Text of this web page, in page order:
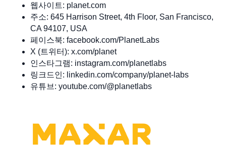
웹사이트: planet.com
주소: 645 Harrison Street, 4th Floor, San Francisco,
CA 94107, USA
페이스북: facebook.com/PlanetLabs
X (트위터): x.com/planet
인스타그램: instagram.com/planetlabs
링크드인: linkedin.com/company/planet-labs
유튜브: youtube.com/@planetlabs